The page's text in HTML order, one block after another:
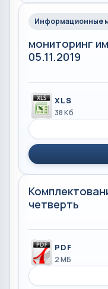
Информационные
мониторинг
05.11.2019
XLS
38 Кб
четверть
PDF
2 МБ